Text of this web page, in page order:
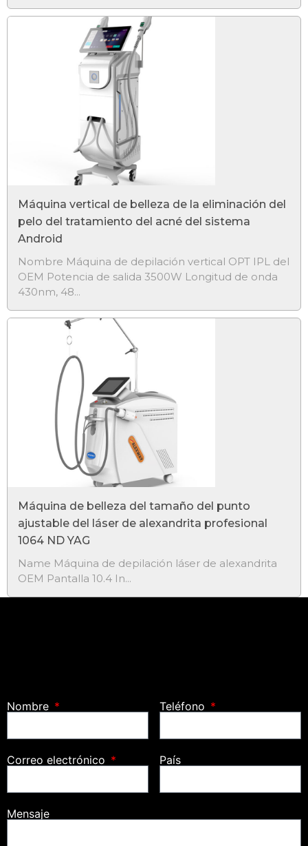
Máquina vertical de belleza de la eliminación del
pelo del tratamiento del acné del sistema
Android
Nombre Máquina de depilación vertical OPT IPL del
OEM Potencia de salida 3500W Longitud de onda
430nm, 48...
Máquina de belleza del tamaño del punto
ajustable del láser de alexandrita profesional
1064 ND YAG
​Name Máquina de depilación láser de alexandrita
OEM Pantalla 10.4 In...
Nombre Teléfono
Correo electrónico País
Mensaje